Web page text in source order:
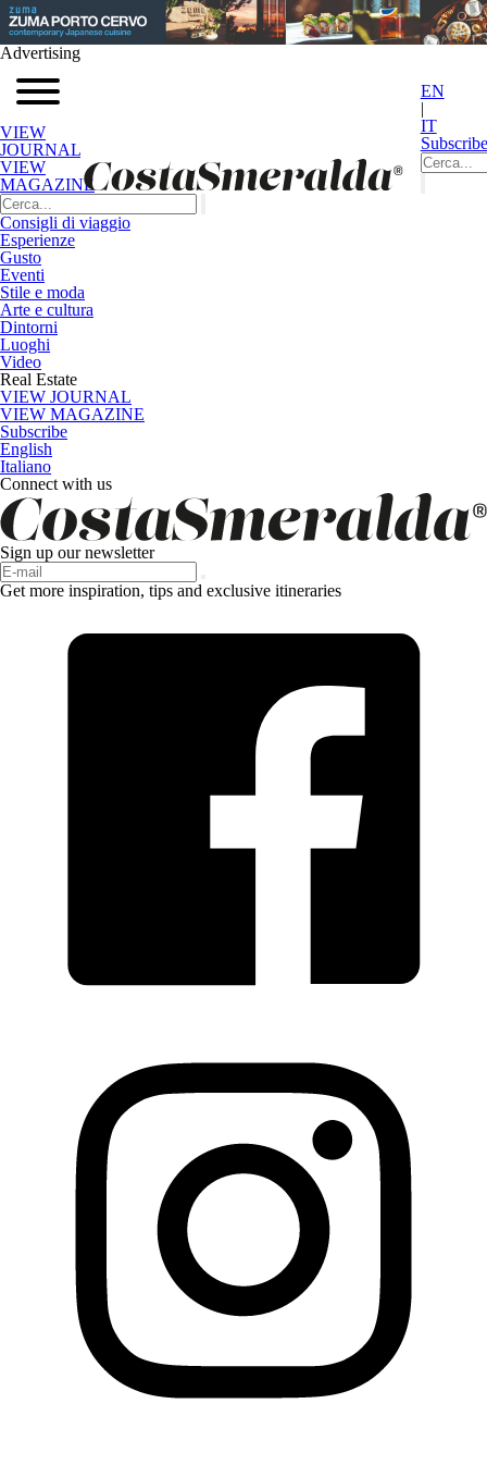
Advertising
VIEW
JOURNAL
VIEW
MAGAZINE
EN
|
IT
Subscribe
Consigli di viaggio
Esperienze
Gusto
Eventi
Stile e moda
Arte e cultura
Dintorni
Luoghi
Video
Real Estate
VIEW JOURNAL
VIEW MAGAZINE
Subscribe
English
Italiano
Connect with us
Sign up our newsletter
Get more inspiration, tips and exclusive itineraries